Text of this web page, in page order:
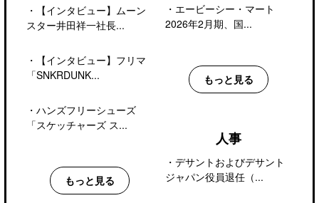
・
【インタビュー】ムーン
スター井田祥一社長...
・
【インタビュー】フリマ
「SNKRDUNK...
・ ハンズフリーシューズ
「スケッチャーズ ス...
もっと見る
・ エービーシー・マート
2026年2月期、国...
もっと見る
人事
・ デサントおよびデサント
ジャパン役員退任（...